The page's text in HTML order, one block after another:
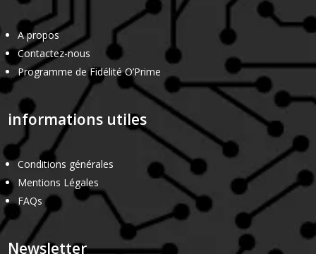
A propos
Contactez-nous
Programme de Fidélité O’Prime
informations utiles
Conditions générales
Mentions Légales
FAQs
Newsletter